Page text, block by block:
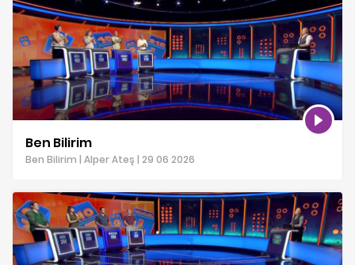
Ben Bilirim
Ben Bilirim | Alper Ateş | 29 06 2026